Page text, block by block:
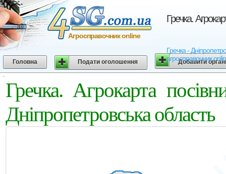
Гречка.
Гречка -
агросправочник
Агросправочник online
Головна Подати оголошення Добавити
Гречка. Агрокарта
Дніпропетровська область